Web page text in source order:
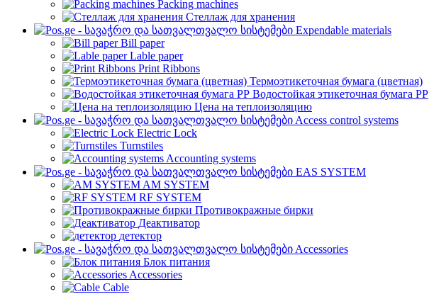
Packing machines
Стеллаж для хранения
Expendable materials
Bill paper
Lable paper
Print Ribbons
Термоэтикеточная бумага (цветная)
Водостойкая этикеточная бумага PP
Цена на теплоизоляцию
Access control systems
Electric Lock
Turnstiles
Accounting systems
EAS SYSTEM
AM SYSTEM
RF SYSTEM
Противокражные бирки
Деактиватор
детектор
Accessories
Блок питания
Accessories
Cable